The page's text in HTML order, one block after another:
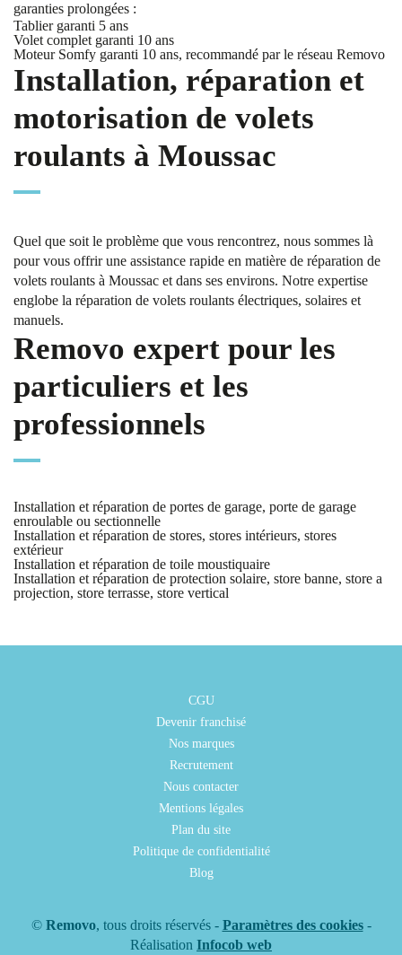
garanties prolongées :
Tablier garanti 5 ans
Volet complet garanti 10 ans
Moteur Somfy garanti 10 ans, recommandé par le réseau Removo
Installation, réparation et
motorisation de volets
roulants à Moussac
Quel que soit le problème que vous rencontrez, nous sommes là
pour vous offrir une assistance rapide en matière de réparation de
volets roulants à Moussac et dans ses environs. Notre expertise
englobe la réparation de volets roulants électriques, solaires et
manuels.
Removo expert pour les
particuliers et les
professionnels
Installation et réparation de portes de garage, porte de garage
enroulable ou sectionnelle
Installation et réparation de stores, stores intérieurs, stores
extérieur
Installation et réparation de toile moustiquaire
Installation et réparation de protection solaire, store banne, store a
projection, store terrasse, store vertical
CGU
Devenir franchisé
Nos marques
Recrutement
Nous contacter
Mentions légales
Plan du site
Politique de confidentialité
Blog
© Removo, tous droits réservés - Paramètres des cookies-
Réalisation Infocob web